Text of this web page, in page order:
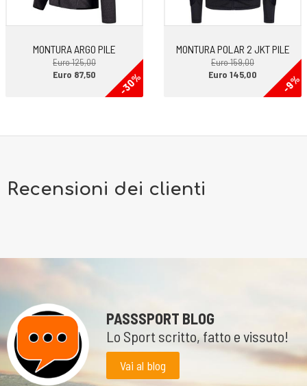
MONTURA ARGO PILE
Euro 125,00
-30%
Euro 87,50
MONTURA POLAR 2 JKT PILE
Euro 159,00
-9%
Euro 145,00
Recensioni dei clienti
PASSSPORT BLOG
Lo Sport scritto, fatto e vissuto!
Vai al blog